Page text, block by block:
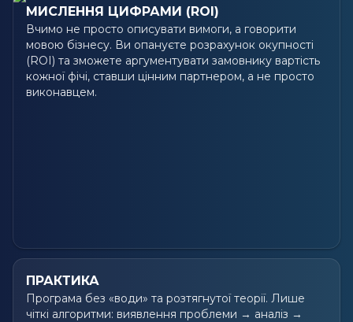
МИСЛЕННЯ ЦИФРАМИ (ROI)
Вчимо не просто описувати вимоги, а говорити
мовою бізнесу. Ви опануєте розрахунок окупності
(ROI) та зможете аргументувати замовнику вартість
кожної фічі, ставши цінним партнером, а не просто
виконавцем.
ПРАКТИКА
Програма без «води» та розтягнутої теорії. Лише
чіткі алгоритми: виявлення проблеми → аналіз →